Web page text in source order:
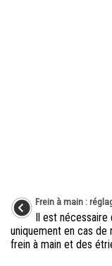
Frein à main :
Il est
uniquement en cas
frein à main et des